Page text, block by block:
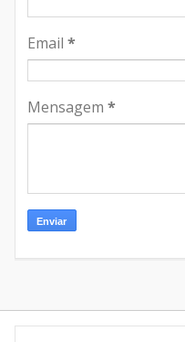
Email *
Mensagem *